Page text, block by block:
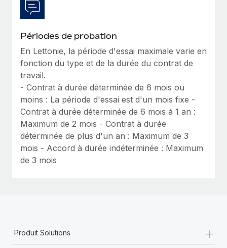
Périodes de probation
En Lettonie, la période d'essai maximale varie en
fonction du type et de la durée du contrat de
travail.
- Contrat à durée déterminée de 6 mois ou
moins : La période d'essai est d'un mois fixe -
Contrat à durée déterminée de 6 mois à 1 an :
Maximum de 2 mois - Contrat à durée
déterminée de plus d'un an : Maximum de 3
mois - Accord à durée indéterminée : Maximum
de 3 mois
Produit Solutions +